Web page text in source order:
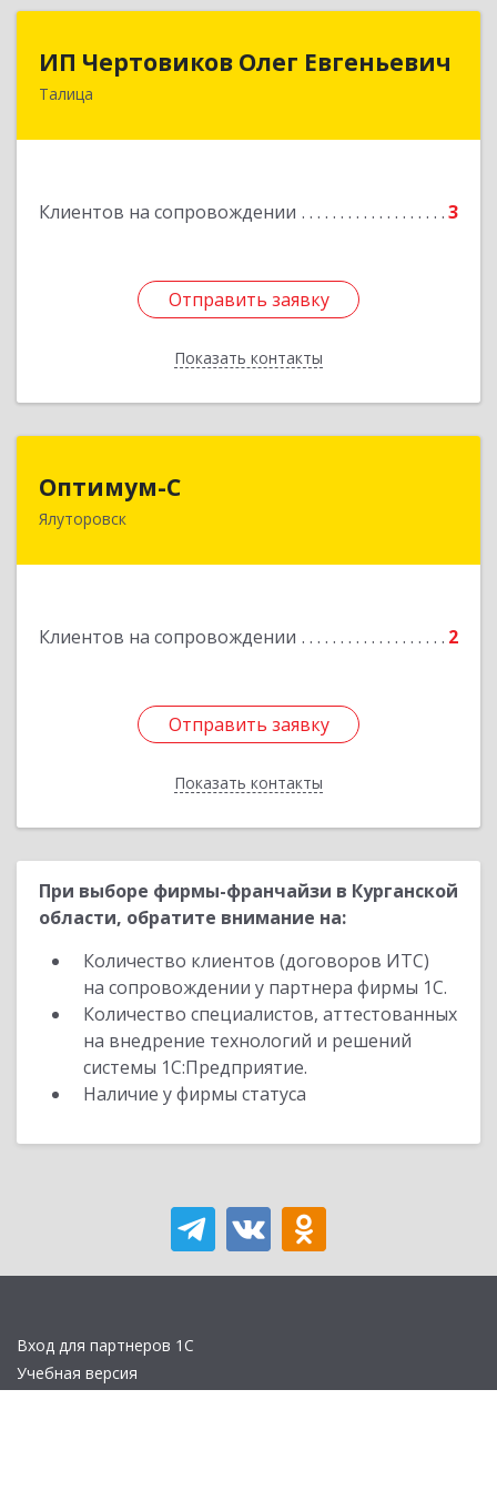
ИП Чертовиков Олег Евгеньевич
Талица
Клиентов на сопровождении 3
Отправить заявку
Показать контакты
623640, Свердловская обл, Талица г, Ленина ул,
Отправить заявку
Назад
Оптимум-С
Ялуторовск
Клиентов на сопровождении 2
Отправить заявку
Показать контакты
Отправить заявку
Назад
При выборе фирмы-франчайзи в Курганской
области, обратите внимание на:
Количество клиентов (договоров ИТС)
на сопровождении у партнера фирмы 1С.
Количество специалистов, аттестованных
на внедрение технологий и решений
системы 1С:Предприятие.
Наличие у фирмы статуса
Вход для партнеров 1С
Учебная версия